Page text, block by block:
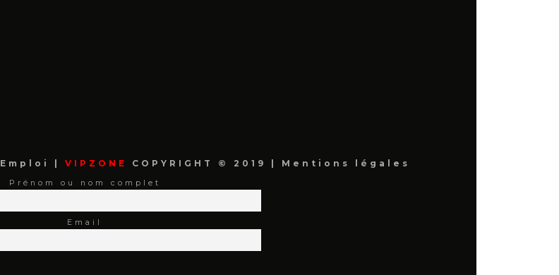
Emploi VIPZONE COPYRIGHT © 2019 | Mentions légales
Prénom ou nom complet
Email